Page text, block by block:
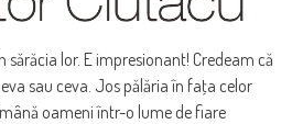
sărăcia lor. E impresionant! Credeam că
sau ceva. Jos pălăria în faţa celor
oameni într-o lume de fiare